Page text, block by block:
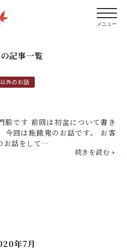
の記事一覧
外のお話
脇です 前回は初盆について書き
今回は施餓鬼のお話です。 お客
お話をして…
続きを読む
年7月